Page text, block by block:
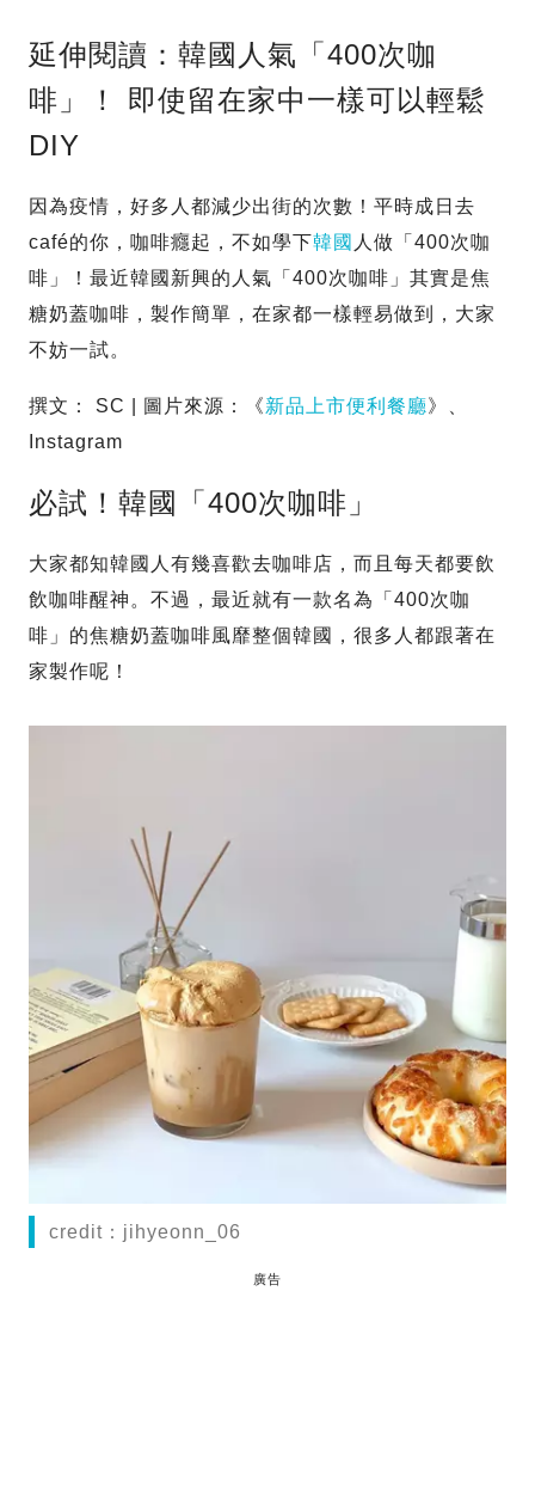
延伸閱讀：韓國人氣「400次咖
啡」！ 即使留在家中一樣可以輕鬆
DIY
因為疫情，好多人都減少出街的次數！平時成日去
café的你，咖啡癮起，不如學下韓國 人做「400次咖
啡」！最近韓國新興的人氣「400次咖啡」其實是焦
糖奶蓋咖啡，製作簡單，在家都一樣輕易做到，大家
不妨一試。
撰文： SC | 圖片來源：《新品上市便利餐廳》、
Instagram
必試！韓國「400次咖啡」
大家都知韓國人有幾喜歡去咖啡店，而且每天都要飲
飲咖啡醒神。不過，最近就有一款名為「400次咖
啡」的焦糖奶蓋咖啡風靡整個韓國，很多人都跟著在
家製作呢！
credit：jihyeonn_06
廣告